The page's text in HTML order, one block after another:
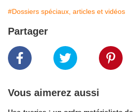
#Dossiers spéciaux, articles et vidéos
Partager
Vous aimerez aussi